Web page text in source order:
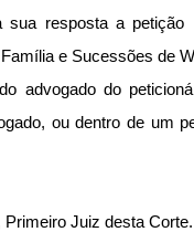
sua resposta a petição
e Sucessões de
advogado do
ou dentro de um
Juiz desta